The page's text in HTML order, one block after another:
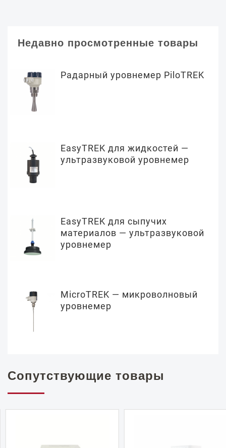
Недавно просмотренные товары
Радарный уровнемер PiloTREK
EasyTREK для жидкостей —
ультразвуковой уровнемер
EasyTREK для сыпучих
материалов — ультразвуковой
уровнемер
MicroTREK — микроволновый
уровнемер
Сопутствующие товары